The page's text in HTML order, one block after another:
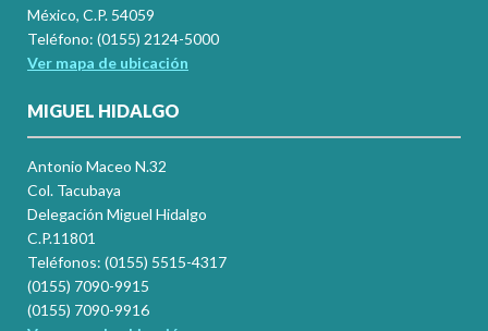
México, C.P. 54059
Teléfono: (0155) 2124-5000
Ver mapa de ubicación
MIGUEL HIDALGO
Antonio Maceo N.32
Col. Tacubaya
Delegación Miguel Hidalgo
C.P.11801
Teléfonos: (0155) 5515-4317
(0155) 7090-9915
(0155) 7090-9916